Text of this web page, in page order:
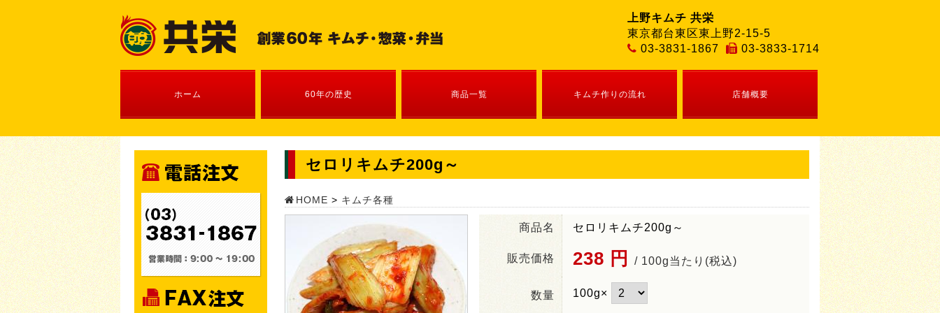
上野キムチ 共栄
東京都台東区東上野2-15-5
03-3831-1867
03-3833-1714
ホーム 60年の歴史 商品一覧 キムチ作りの流れ 店舗概要
セロリキムチ200g～
HOME > キムチ各種
商品名 セロリキムチ200g～
販売価格 238 円 / 100g当たり(税込)
数量 100g×